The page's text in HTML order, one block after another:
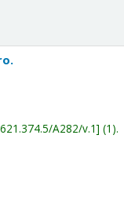
621.374.5/A282/v.1 (1).